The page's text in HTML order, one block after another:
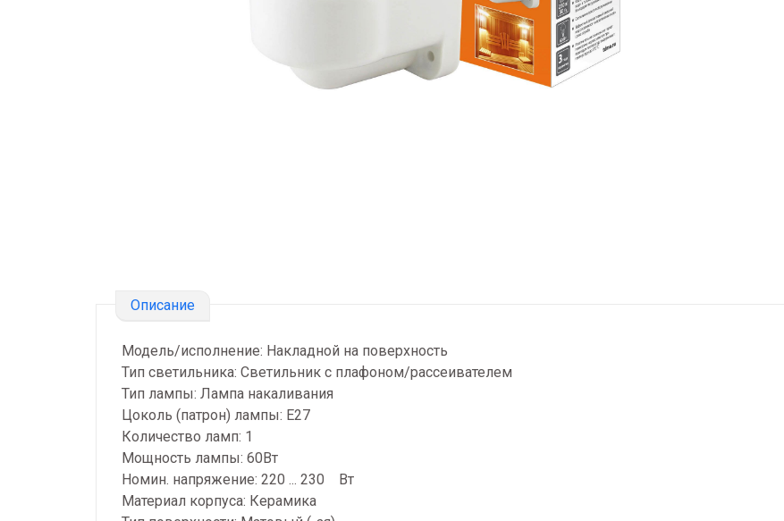
Описание
Модель/исполнение: Накладной на поверхность
Тип светильника: Светильник с плафоном/рассеивателем
Тип лампы: Лампа накаливания
Цоколь (патрон) лампы: E27
Количество ламп: 1
Мощность лампы: 60Вт
Номин. напряжение: 220 ... 230 Вт
Материал корпуса: Керамика